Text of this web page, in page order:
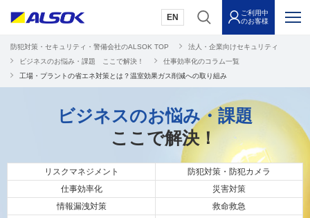
EN
ご利用中
のお客様
防犯対策・セキュリティ・警備会社のALSOK TOP
法人・企業向けセキュリティ
ビジネスのお悩み・課題 ここで解決！
仕事効率化のコラム一覧
工場・プラントの省エネ対策とは？温室効果ガス削減への取り組み
ビジネスのお悩み・課題
ここで解決！
リスクマネジメント
防犯対策・防犯カメラ
仕事効率化
災害対策
情報漏洩対策
救命救急